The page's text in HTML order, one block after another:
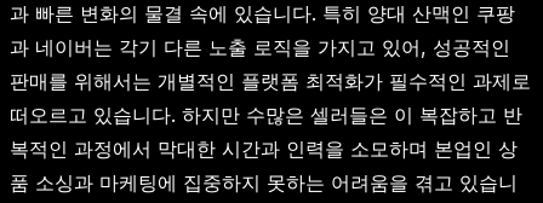
과 빠른 변화의 물결 속에 있습니다. 특히 양대 산맥인 쿠팡
과 네이버는 각기 다른 노출 로직을 가지고 있어, 성공적인
판매를 위해서는 개별적인 플랫폼 최적화가 필수적인 과제로
떠오르고 있습니다. 하지만 수많은 셀러들은 이 복잡하고 반
복적인 과정에서 막대한 시간과 인력을 소모하며 본업인 상
품 소싱과 마케팅에 집중하지 못하는 어려움을 겪고 있습니